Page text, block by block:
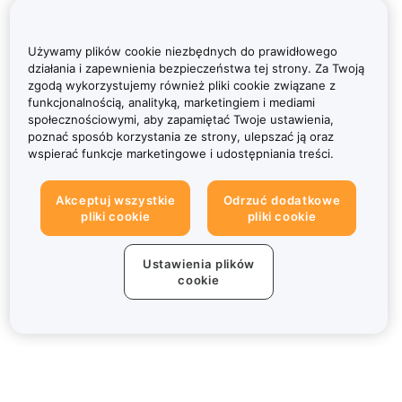
Używamy plików cookie niezbędnych do prawidłowego
działania i zapewnienia bezpieczeństwa tej strony. Za Twoją
zgodą wykorzystujemy również pliki cookie związane z
funkcjonalnością, analityką, marketingiem i mediami
społecznościowymi, aby zapamiętać Twoje ustawienia,
poznać sposób korzystania ze strony, ulepszać ją oraz
wspierać funkcje marketingowe i udostępniania treści.
Akceptuj wszystkie
pliki cookie
Odrzuć dodatkowe
pliki cookie
Ustawienia plików
cookie